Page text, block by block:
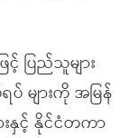
ပြည်သူများ
များကို အမြန်
နှင့် နိုင်ငံတကာ